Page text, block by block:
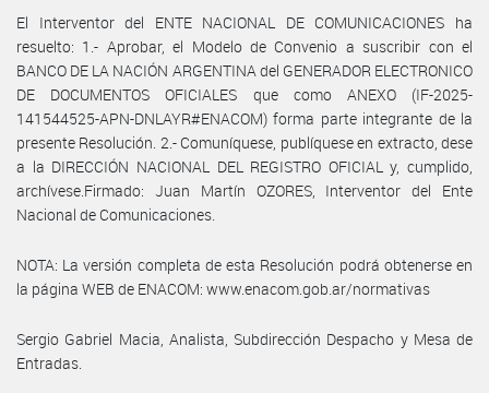
El Interventor del ENTE NACIONAL DE COMUNICACIONES ha
resuelto: 1.- Aprobar, el Modelo de Convenio a suscribir con el
BANCO DE LA NACIÓN ARGENTINA del GENERADOR ELECTRONICO
DE DOCUMENTOS OFICIALES que como ANEXO (IF-2025-
141544525-APN-DNLAYR#ENACOM) forma parte integrante de la
presente Resolución. 2.- Comuníquese, publíquese en extracto, dese
a la DIRECCIÓN NACIONAL DEL REGISTRO OFICIAL y, cumplido,
archívese.Firmado: Juan Martín OZORES, Interventor del Ente
Nacional de Comunicaciones.
NOTA: La versión completa de esta Resolución podrá obtenerse en
la página WEB de ENACOM: www.enacom.gob.ar/normativas
Sergio Gabriel Macia, Analista, Subdirección Despacho y Mesa de
Entradas.